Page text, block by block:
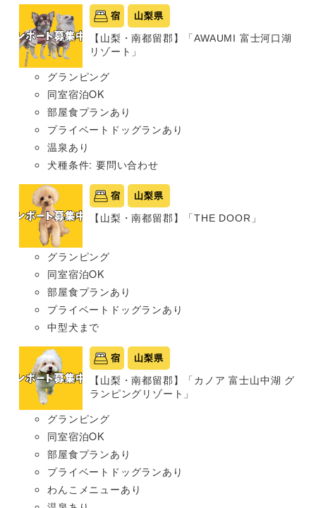
宿 山梨県
【山梨・南都留郡】「AWAUMI 富士河口湖
リゾート」
グランピング
同室宿泊OK
部屋食プランあり
プライベートドッグランあり
温泉あり
犬種条件: 要問い合わせ
宿 山梨県
【山梨・南都留郡】「THE DOOR」
グランピング
同室宿泊OK
部屋食プランあり
プライベートドッグランあり
中型犬まで
宿 山梨県
【山梨・南都留郡】「カノア 富士山中湖 グ
ランピングリゾート」
グランピング
同室宿泊OK
部屋食プランあり
プライベートドッグランあり
わんこメニューあり